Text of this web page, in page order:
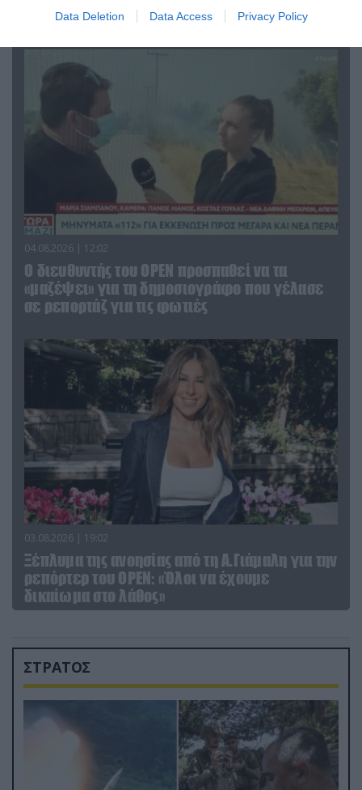
Data Deletion Data Access Privacy Policy
που γέλασε στη φωτιά
04.08.2026 | 12:02
O διευθυντής του OPEN προσπαθεί να τα
«μαζέψει» για τη δημοσιογράφο που γέλασε
σε ρεπορτάζ για τις φωτιές
03.08.2026 | 19:02
Ξέπλυμα της ανοησίας από τη Α.Γιάμαλη για την
ρεπόρτερ του ΟΡΕΝ: «Όλοι να έχουμε
δικαίωμα στο λάθος»
ΣΤΡΑΤΟΣ